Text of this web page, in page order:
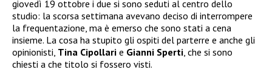
giovedì 19 ottobre i due si sono seduti al centro dello
studio: la scorsa settimana avevano deciso di interrompere
la frequentazione, ma è emerso che sono stati a cena
insieme. La cosa ha stupito gli ospiti del parterre e anche gli
opinionisti, Tina Cipollari e Gianni Sperti , che si sono
chiesti a che titolo si fossero visti.